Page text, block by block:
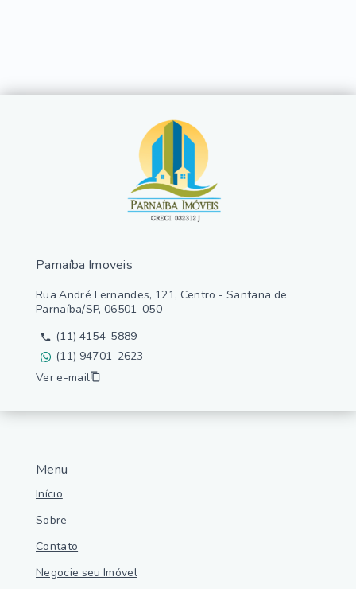
Menu
Início
Sobre
Contato
Negocie seu Imóvel
Parnaíba Imoveis
Rua André Fernandes, 121, Centro - Santana de
Parnaíba/SP, 06501-050
(11) 4154-5889
(11) 94701-2623
Ver e-mail